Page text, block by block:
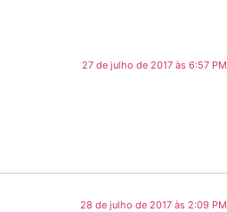
27 de julho de 2017 às 6:57 PM
28 de julho de 2017 às 2:09 PM